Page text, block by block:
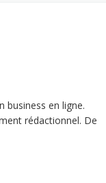
business en ligne.
rédactionnel. De